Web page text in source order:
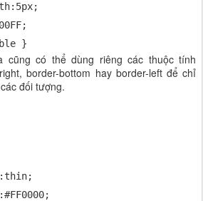
: 5px;
;
}
cũng có thể dùng riêng các thuộc tính
border-bottom hay border-left để chỉ
đối tượng.
: thin;
:#FF0000;